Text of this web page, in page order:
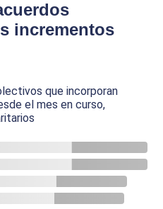
incrementos
que incorporan
el mes en curso,